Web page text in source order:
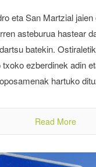
eta San Martzial
asteburua hastear
batekin.
txoko ezberdinek adin
hartuko
Read More